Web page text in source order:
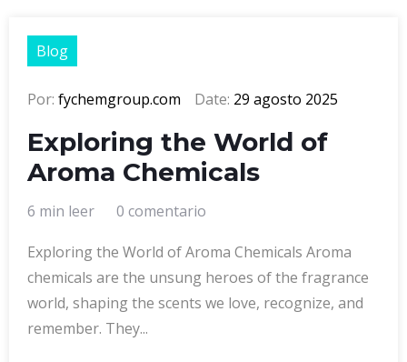
Blog
Por: fychemgroup.com Date: 29 agosto 2025
Exploring the World of
Aroma Chemicals
6 min leer 0 comentario
Exploring the World of Aroma Chemicals Aroma
chemicals are the unsung heroes of the fragrance
world, shaping the scents we love, recognize, and
remember. They...